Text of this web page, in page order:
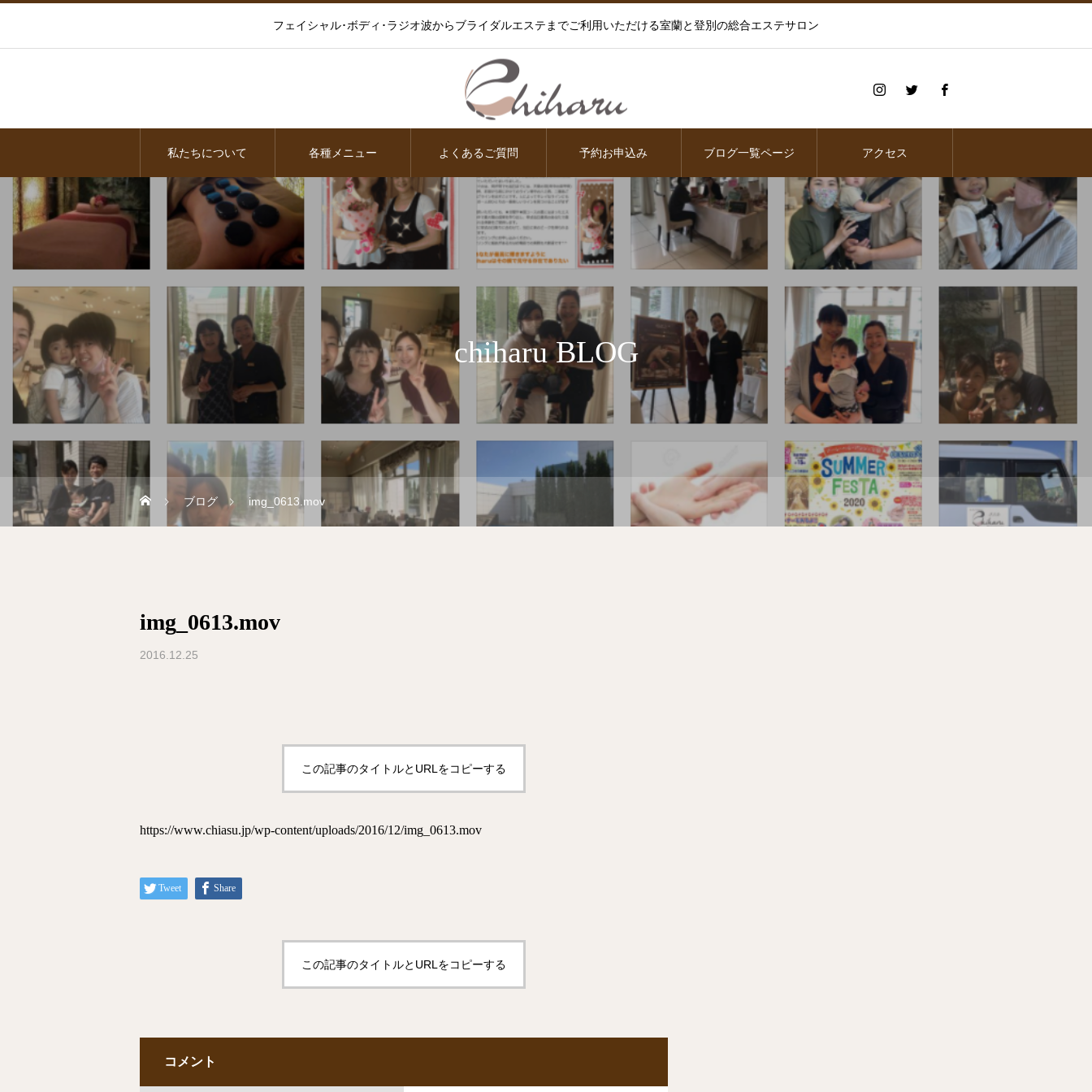
フェイシャル･ボディ･ラジオ波からブライダルエステまでご利用いただける室蘭と登別の総合エステサロン
私たちについて 各種メニュー よくあるご質問 予約お申込み ブログ一覧ページ アクセス
chiharu BLOG
ブログ img_0613.mov
img_0613.mov
2016.12.25
この記事のタイトルとURLをコピーする
https://www.chiasu.jp/wp-content/uploads/2016/12/img_0613.mov
Tweet Share
この記事のタイトルとURLをコピーする
コメント